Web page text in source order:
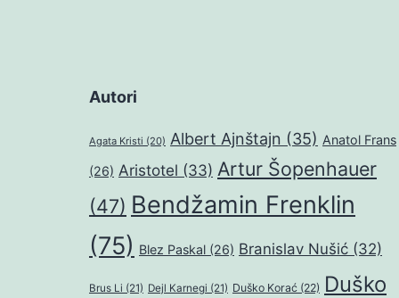
Autori
Agata Kristi (20) Albert Ajnštajn (35) Anatol Frans
(26) Aristotel (33) Artur Šopenhauer
(47) Bendžamin Frenklin
(75) Blez Paskal (26) Branislav Nušić (32)
Brus Li (21) Dejl Karnegi (21) Duško Korać (22) Duško